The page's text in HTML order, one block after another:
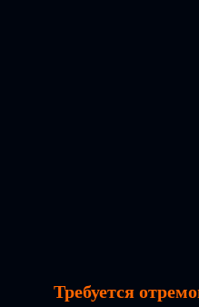
Требуется